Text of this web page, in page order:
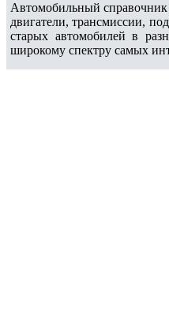
Автомобильный
двигатели, трансмиссии,
старых автомобилей в
широкому спектру самых